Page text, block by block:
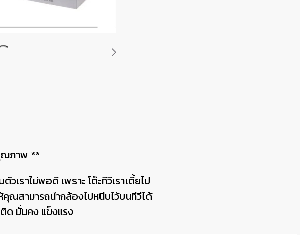
ณภาพ **
วเราไม่พอดี เพราะ โต๊ะทีวีเราเตี้ยไป
ณสามารถนำกล้องไปหนีบไว้บนทีวีได้
ด มั่นคง แข็งแรง